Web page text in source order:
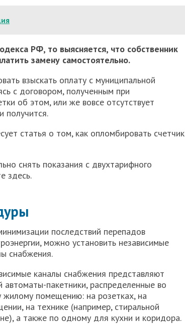
РФ, то выясняется, что собственник
замену самостоятельно.
взыскать оплату с муниципальной
с договором, полученным при
об этом, или же вовсе отсутствует
получится.
статья о том, как опломбировать счетчик
снять показания с двухтарифного
здесь.
последствий перепадов
можно установить независимые
снабжения.
каналы снабжения представляют
автоматы-пакетники, распределенные во
жилому помещению: на розетках, на
на технике (например, стиральной
а также по одному для кухни и коридора.